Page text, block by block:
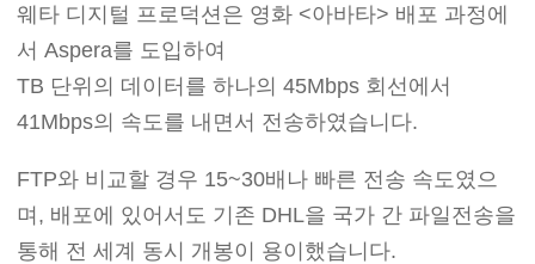
웨타 디지털 프로덕션은 영화 <아바타> 배포 과정에
서 Aspera를 도입하여
TB 단위의 데이터를 하나의 45Mbps 회선에서
41Mbps의 속도를 내면서 전송하였습니다.
FTP와 비교할 경우 15~30배나 빠른 전송 속도였으
며, 배포에 있어서도 기존 DHL을 국가 간 파일전송을
통해 전 세계 동시 개봉이 용이했습니다.